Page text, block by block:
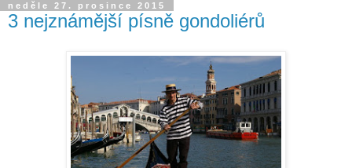
neděle 27. prosince 2015
3 nejznámější písně gondoliérů